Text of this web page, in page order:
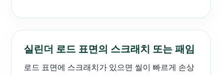
실린더 로드 표면의 스크래치 또는 패임
로드 표면에 스크래치가 있으면 씰이 빠르게 손상